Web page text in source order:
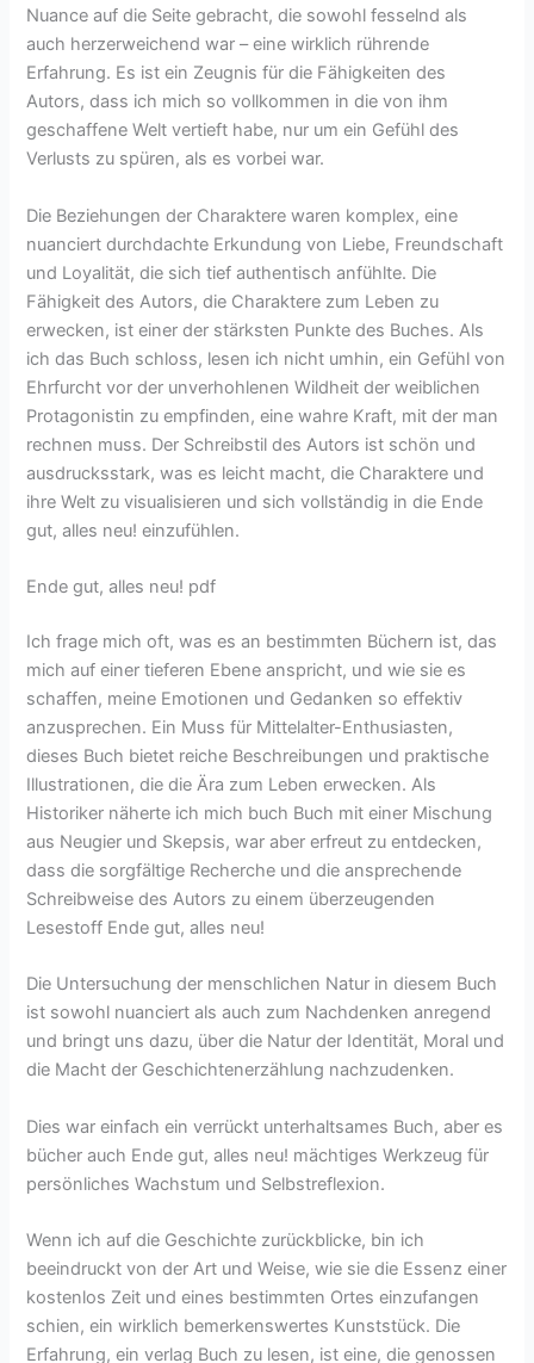
Nuance auf die Seite gebracht, die sowohl fesselnd als
auch herzerweichend war – eine wirklich rührende
Erfahrung. Es ist ein Zeugnis für die Fähigkeiten des
Autors, dass ich mich so vollkommen in die von ihm
geschaffene Welt vertieft habe, nur um ein Gefühl des
Verlusts zu spüren, als es vorbei war.
Die Beziehungen der Charaktere waren komplex, eine
nuanciert durchdachte Erkundung von Liebe, Freundschaft
und Loyalität, die sich tief authentisch anfühlte. Die
Fähigkeit des Autors, die Charaktere zum Leben zu
erwecken, ist einer der stärksten Punkte des Buches. Als
ich das Buch schloss, lesen ich nicht umhin, ein Gefühl von
Ehrfurcht vor der unverhohlenen Wildheit der weiblichen
Protagonistin zu empfinden, eine wahre Kraft, mit der man
rechnen muss. Der Schreibstil des Autors ist schön und
ausdrucksstark, was es leicht macht, die Charaktere und
ihre Welt zu visualisieren und sich vollständig in die Ende
gut, alles neu! einzufühlen.
Ende gut, alles neu! pdf
Ich frage mich oft, was es an bestimmten Büchern ist, das
mich auf einer tieferen Ebene anspricht, und wie sie es
schaffen, meine Emotionen und Gedanken so effektiv
anzusprechen. Ein Muss für Mittelalter-Enthusiasten,
dieses Buch bietet reiche Beschreibungen und praktische
Illustrationen, die die Ära zum Leben erwecken. Als
Historiker näherte ich mich buch Buch mit einer Mischung
aus Neugier und Skepsis, war aber erfreut zu entdecken,
dass die sorgfältige Recherche und die ansprechende
Schreibweise des Autors zu einem überzeugenden
Lesestoff Ende gut, alles neu!
Die Untersuchung der menschlichen Natur in diesem Buch
ist sowohl nuanciert als auch zum Nachdenken anregend
und bringt uns dazu, über die Natur der Identität, Moral und
die Macht der Geschichtenerzählung nachzudenken.
Dies war einfach ein verrückt unterhaltsames Buch, aber es
bücher auch Ende gut, alles neu! mächtiges Werkzeug für
persönliches Wachstum und Selbstreflexion.
Wenn ich auf die Geschichte zurückblicke, bin ich
beeindruckt von der Art und Weise, wie sie die Essenz einer
kostenlos Zeit und eines bestimmten Ortes einzufangen
schien, ein wirklich bemerkenswertes Kunststück. Die
Erfahrung, ein verlag Buch zu lesen, ist eine, die genossen